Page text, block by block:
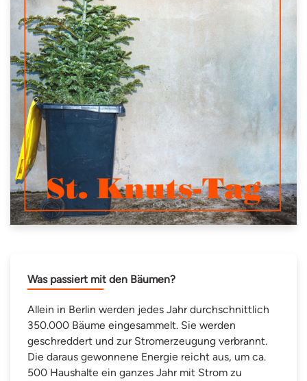
Was passiert mit den Bäumen?
Allein in Berlin werden jedes Jahr durchschnittlich
350.000 Bäume eingesammelt. Sie werden
geschreddert und zur Stromerzeugung verbrannt.
Die daraus gewonnene Energie reicht aus, um ca.
500 Haushalte ein ganzes Jahr mit Strom zu